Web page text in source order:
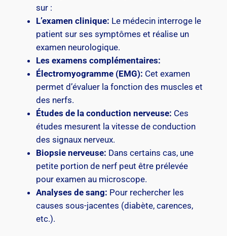
sur :
L’examen clinique: Le médecin interroge le
patient sur ses symptômes et réalise un
examen neurologique.
Les examens complémentaires:
Électromyogramme (EMG): Cet examen
permet d’évaluer la fonction des muscles et
des nerfs.
Études de la conduction nerveuse: Ces
études mesurent la vitesse de conduction
des signaux nerveux.
Biopsie nerveuse: Dans certains cas, une
petite portion de nerf peut être prélevée
pour examen au microscope.
Analyses de sang: Pour rechercher les
causes sous-jacentes (diabète, carences,
etc.).